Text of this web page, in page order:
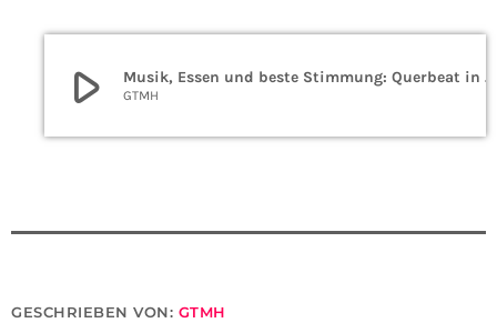
play_arrow Musik, Essen und beste Stimmung: Querbeat in Homburg
GTMH
GESCHRIEBEN VON: GTMH